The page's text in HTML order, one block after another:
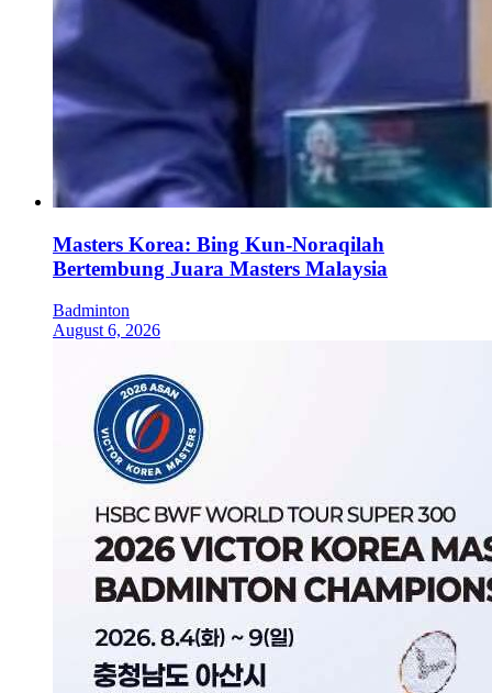
Masters Korea: Bing Kun-Noraqilah
Bertembung Juara Masters Malaysia
Badminton
August 6, 2026